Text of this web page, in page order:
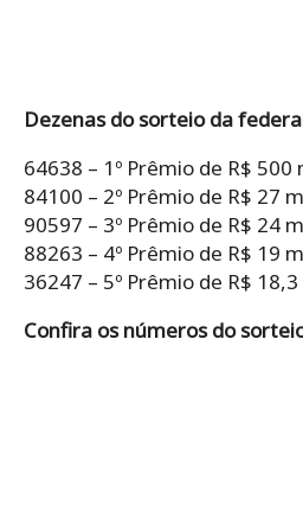
Dezenas do sorteio da
64638 – 1º Prêmio de R$ 500
84100 – 2º Prêmio de R$ 27
90597 – 3º Prêmio de R$ 24
88263 – 4º Prêmio de R$ 19
36247 – 5º Prêmio de R$
Confira os números do